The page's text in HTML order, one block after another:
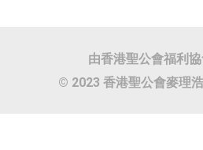
由香港聖公會福利
© 2023 香港聖公會麥理